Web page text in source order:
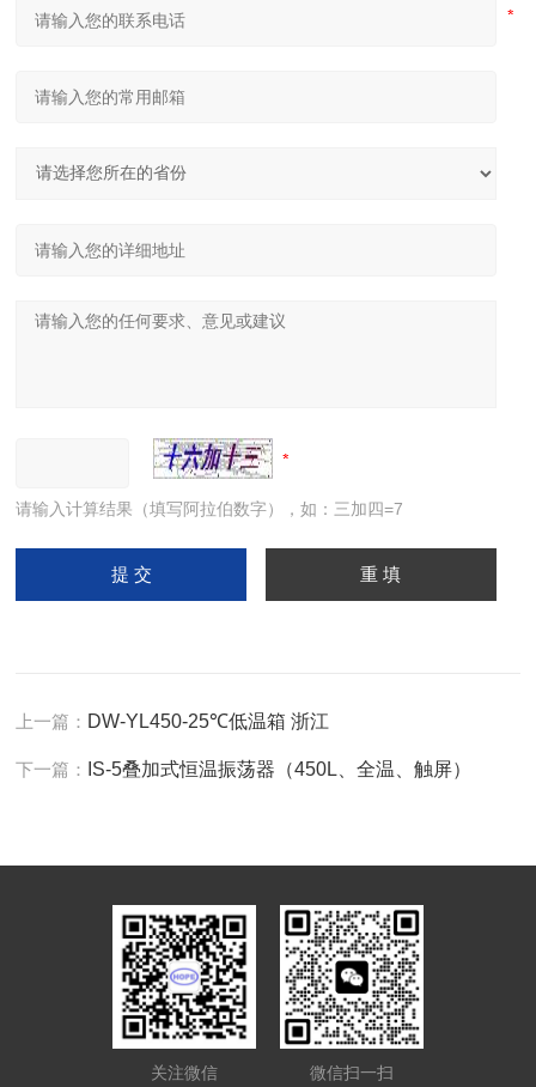
请输入计算结果（填写阿拉伯数字），如：三加四=7
上一篇： DW-YL450-25℃低温箱 浙江
下一篇： IS-5叠加式恒温振荡器（450L、全温、触屏）
关注微信 微信扫一扫